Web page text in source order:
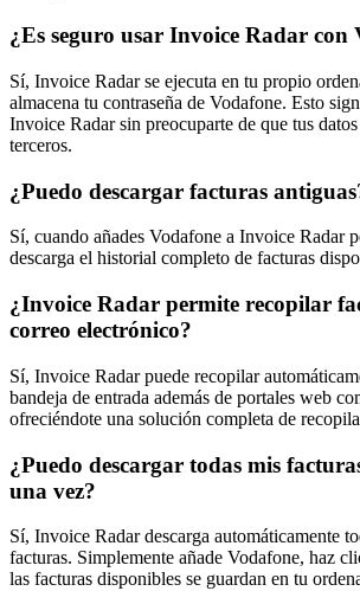
¿Es seguro usar Invoice Radar con
Sí, Invoice Radar se ejecuta en tu propio
almacena tu contraseña de Vodafone. Esto
Invoice Radar sin preocuparte de que tus
terceros.
¿Puedo descargar facturas
Sí, cuando añades Vodafone a Invoice Radar
descarga el historial completo de facturas
¿Invoice Radar permite recopilar
correo electrónico?
Sí, Invoice Radar puede recopilar
bandeja de entrada además de portales web
ofreciéndote una solución completa de
¿Puedo descargar todas mis
una vez?
Sí, Invoice Radar descarga automáticamente
facturas. Simplemente añade Vodafone, haz
las facturas disponibles se guardan en tu